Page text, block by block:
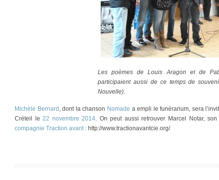
Les poèmes de Louis Aragon et de
participaient aussi de ce temps de
Nouvelle).
Michèle Bernard , dont la chanson Nomade a empli le funérarium, sera
Créteil le22 novembre 2014. On peut aussi retrouver Marcel Notar,
compagnie Traction avant: http://www.tractionavantcie.org/